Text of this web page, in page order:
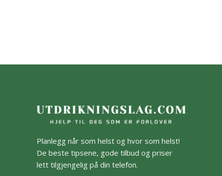
Planlegg når som helst og hvor som helst!
De beste tipsene, gode tilbud og priser
lett tilgjengelig på din telefon.